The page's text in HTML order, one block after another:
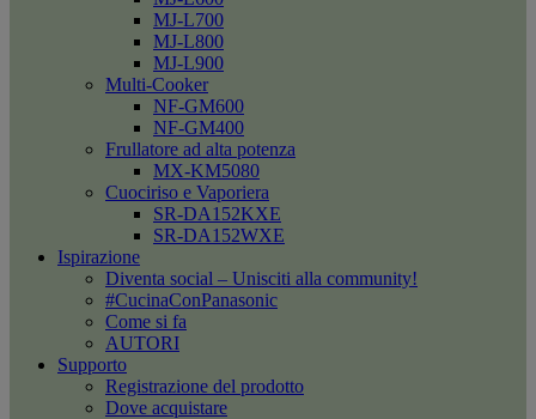
MJ-L700
MJ-L800
MJ-L900
Multi-Cooker
NF-GM600
NF-GM400
Frullatore ad alta potenza
MX-KM5080
Cuociriso e Vaporiera
SR-DA152KXE
SR-DA152WXE
Ispirazione
Diventa social – Unisciti alla community!
#CucinaConPanasonic
Come si fa
AUTORI
Supporto
Registrazione del prodotto
Dove acquistare